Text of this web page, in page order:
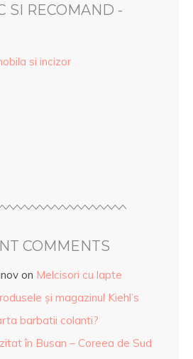
SI RECOMAND -
si incizor
COMMENTS
on Melcisori cu lapte
și magazinul Kiehl’s
barbatii colanti?
în Busan – Coreea de Sud